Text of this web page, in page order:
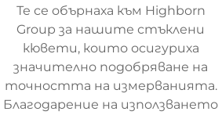
Те се обърнаха към Highborn
Group за нашите стъклени
кювети, които осигуриха
значително подобряване на
точността на измерванията.
Благодарение на използването